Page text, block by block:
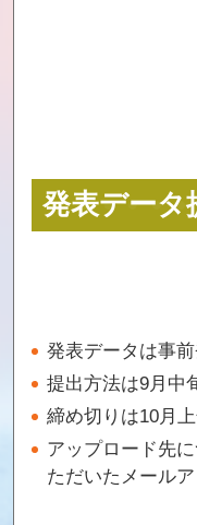
発表データ
発表データは事
提出方法は9月中
締め切りは10月
アップロード先
ただいたメール